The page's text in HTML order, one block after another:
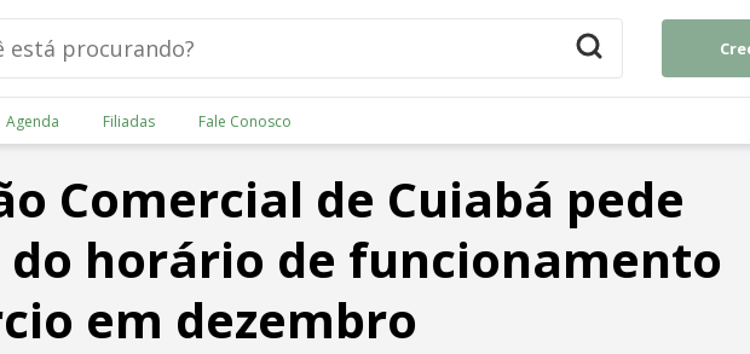
Agenda Filiadas Fale Conosco
Comercial de Cuiabá pede
horário de funcionamento
em dezembro